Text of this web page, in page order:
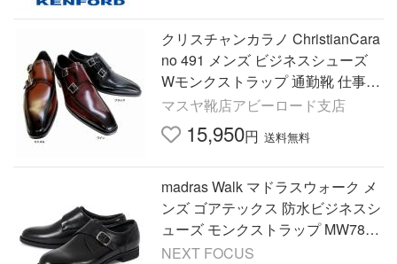
クリスチャンカラノ ChristianCara
no 491 メンズ ビジネスシューズ
Wモンクストラップ 通勤靴 仕事履
き ブラック ワイン キャメル
マスヤ靴店アビーロード支店
15,950円 送料無料
madras Walk マドラスウォーク メ
ンズ ゴアテックス 防水ビジネスシ
ューズ モンクストラップ MW7823
ブラック OFF PRICE 国内正規品
NEXT FOCUS